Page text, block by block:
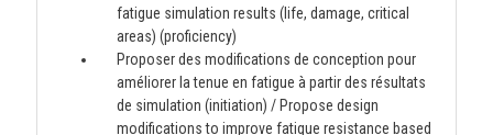
fatigue simulation results (life, damage, critical
areas) (proficiency)
Proposer des modifications de conception pour
améliorer la tenue en fatigue à partir des résultats
de simulation (initiation) / Propose design
modifications to improve fatigue resistance based